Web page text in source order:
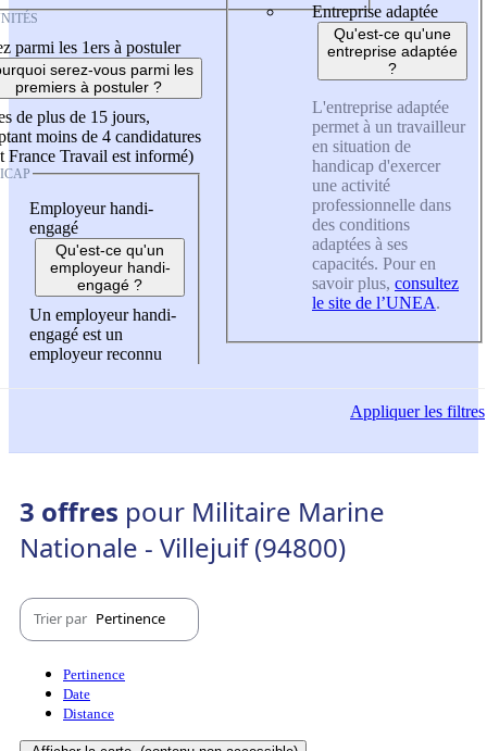
parmi les 1ers à postuler
serez-vous parmi les
premiers à postuler ?
de plus de 15 jours,
moins de 4 candidatures
France Travail est informé)
Employeur handi-
engagé
Qu'est-ce qu'un
employeur handi-
engagé ?
Un employeur handi-
engagé est un
employeur reconnu
Entreprise adaptée
Qu'est-ce qu'une
entreprise adaptée
?
L'entreprise adaptée
permet à un travailleur
en situation de
handicap d'exercer
une activité
professionnelle dans
des conditions
adaptées à ses
capacités. Pour en
savoir plus, consultez
le site de l’UNEA.
Appliquerles filtres
3 offres pour Militaire Marine
Nationale - Villejuif (94800)
Trier par Pertinence
Pertinence
Date
Distance